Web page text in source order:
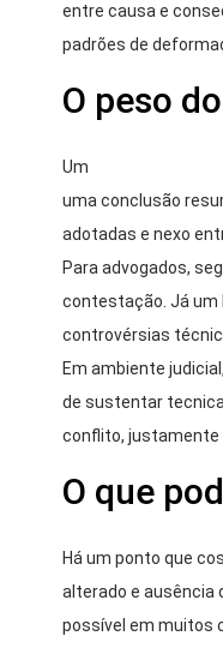
entre causa e
padrões de
O peso
Um
uma conclusão
adotadas e nexo
Para advogados,
contestação. Já um
controvérsias
Em ambiente
de sustentar
conflito, justamente
O que
Há um ponto que
alterado e ausência
possível em muitos